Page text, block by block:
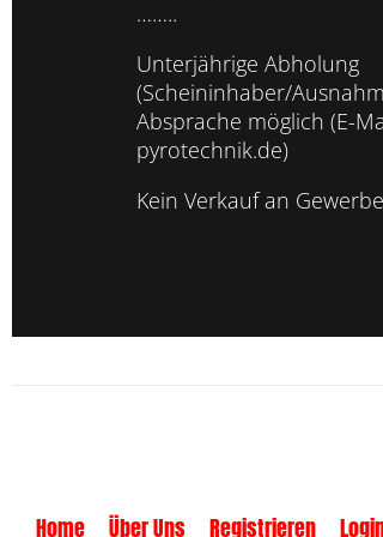
……..
Unterjährige Abholung
(Scheininhaber/
Absprache möglich (E-
pyrotechnik.de)
Kein Verkauf an
Home Über Uns Registrieren